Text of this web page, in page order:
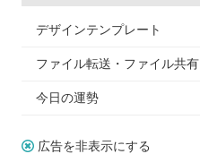
デザインテンプレート
ファイル転送・ファイル共有
今日の運勢
広告を非表示にする